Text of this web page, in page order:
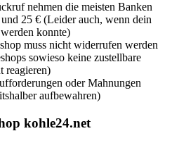
nehmen die meisten Banken
25 € (Leider auch, wenn dein
konnte)
muss nicht widerrufen werden
sowieso keine zustellbare
reagieren)
oder Mahnungen
aufbewahren)
kohle24.net